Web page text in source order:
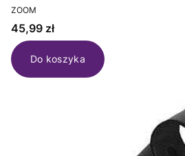
PRODUCENT
ZOOM
Cena
45,99 zł
Do koszyka